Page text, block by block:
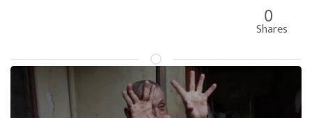
0
Shares